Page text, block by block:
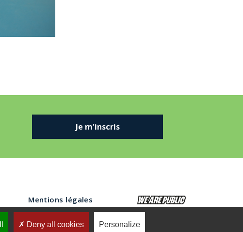
Je m'inscris
Mentions légales
Deny all cookies Personalize